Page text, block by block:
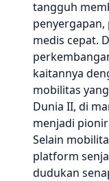
tangguh
penyergapan,
medis cepat.
kaitannya
mobilitas
Dunia II, di
menjadi
Selain
platform
dudukan